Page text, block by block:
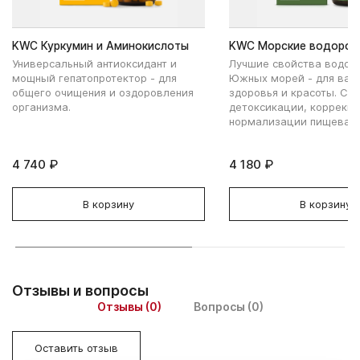
KWC Куркумин и Аминокислоты
Универсальный антиоксидант и
мощный гепатопротектор - для
общего очищения и оздоровления
организма.
4 740 ₽
В корзину
KWC Морские
Лучшие свойства
Южных морей - для
здоровья и красоты.
детоксикации,
нормализации
4 180 ₽
В корзину
Отзывы и вопросы
Отзывы (0) Вопросы (0)
Оставить отзыв